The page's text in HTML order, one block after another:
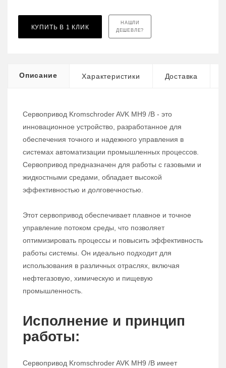
КУПИТЬ В 1 КЛИК
НАШЛИ
ДЕШЕВЛЕ?
Описание Характеристики Доставка
Сервопривод Kromschroder AVK MH9 /B - это
инновационное устройство, разработанное для
обеспечения точного и надежного управления в
системах автоматизации промышленных процессов.
Сервопривод предназначен для работы с газовыми и
жидкостными средами, обладает высокой
эффективностью и долговечностью.
Этот сервопривод обеспечивает плавное и точное
управление потоком среды, что позволяет
оптимизировать процессы и повысить эффективность
работы системы. Он идеально подходит для
использования в различных отраслях, включая
нефтегазовую, химическую и пищевую
промышленность.
Исполнение и принцип
работы:
Сервопривод Kromschroder AVK MH9 /B имеет